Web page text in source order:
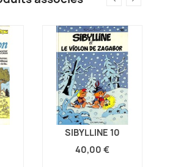
SIBYLLINE 10
40,00 €